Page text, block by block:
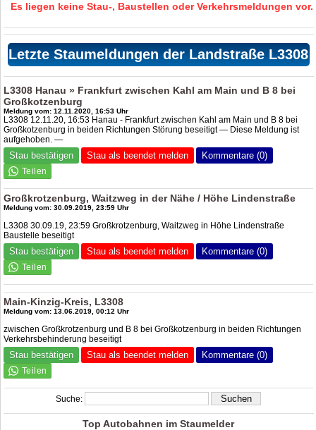
Es liegen keine Stau-, Baustellen oder Verkehrsmeldungen vor.
Letzte Staumeldungen der Landstraße L3308
L3308 Hanau » Frankfurt zwischen Kahl am Main und B 8 bei
Großkotzenburg
Meldung vom: 12.11.2020, 16:53 Uhr
L3308 12.11.20, 16:53 Hanau - Frankfurt zwischen Kahl am Main und B 8 bei
Großkotzenburg in beiden Richtungen Störung beseitigt — Diese Meldung ist
aufgehoben. —
Stau bestätigen Stau als beendet melden Kommentare (0)
Großkrotzenburg, Waitzweg in der Nähe / Höhe Lindenstraße
Meldung vom: 30.09.2019, 23:59 Uhr
L3308 30.09.19, 23:59 Großkrotzenburg, Waitzweg in Höhe Lindenstraße
Baustelle beseitigt
Stau bestätigen Stau als beendet melden Kommentare (0)
Main-Kinzig-Kreis, L3308
Meldung vom: 13.06.2019, 00:12 Uhr
zwischen Großkrotzenburg und B 8 bei Großkotzenburg in beiden Richtungen
Verkehrsbehinderung beseitigt
Stau bestätigen Stau als beendet melden Kommentare (0)
Suche:
Top Autobahnen im Staumelder